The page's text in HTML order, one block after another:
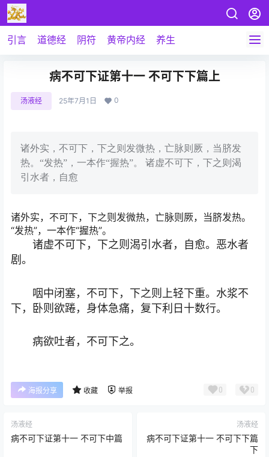
引言 道德经 阴符 黄帝内经 养生
病不可下证第十一 不可下下篇上
汤液经 25年7月1日 0
诸外实，不可下，下之则发微热，亡脉则厥，当脐发
热。“发热”，一本作“握热”。 诸虚不可下，下之则渴
引水者，自愈
诸外实，不可下，下之则发微热，亡脉则厥，当脐发热。
“发热”，一本作“握热”。
诸虚不可下，下之则渴引水者，自愈。恶水者
剧。
咽中闭塞，不可下，下之则上轻下重。水浆不
下，卧则欲踡，身体急痛，复下利日十数行。
病欲吐者，不可下之。
海报分享 收藏 举报 0 0
汤液经
病不可下证第十一 不可下中篇
汤液经
病不可下证第十一 不可下下篇
下